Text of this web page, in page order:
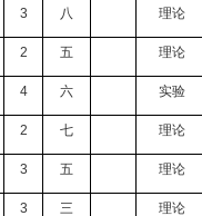
3 八 理论
2 五 理论
4 六 实验
2 七 理论
3 五 理论
3 三 理论